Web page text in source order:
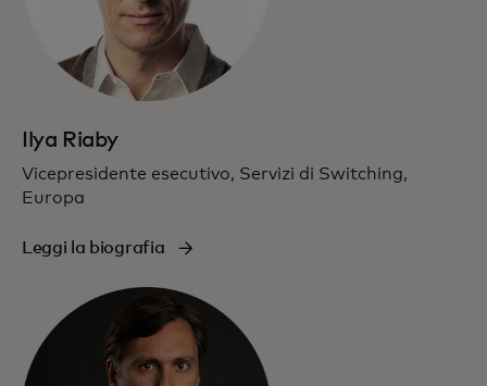
Ilya Riaby
Vicepresidente esecutivo, Servizi di Switching,
Europa
Leggi la biografia